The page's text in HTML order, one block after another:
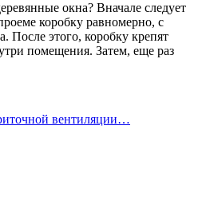
окна? Вначале следует
коробку равномерно, с
После этого, коробку крепят
помещения. Затем, еще раз
вентиляции…